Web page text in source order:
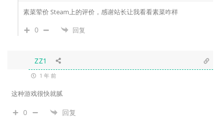
素菜荤价 Steam上的评价，感谢站长让我看看素菜咋样
0 回复
ZZ1
1 年 前
这种游戏很快就腻
0 回复